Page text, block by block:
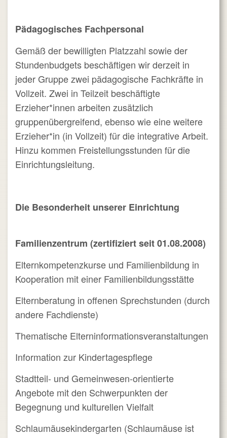
Pädagogisches Fachpersonal
Gemäß der bewilligten Platzzahl sowie der
Stundenbudgets beschäftigen wir derzeit in
jeder Gruppe zwei pädagogische Fachkräfte in
Vollzeit. Zwei in Teilzeit beschäftigte
Erzieher*innen arbeiten zusätzlich
gruppenübergreifend, ebenso wie eine weitere
Erzieher*in (in Vollzeit) für die integrative Arbeit.
Hinzu kommen Freistellungsstunden für die
Einrichtungsleitung.
Die Besonderheit unserer Einrichtung
Familienzentrum (zertifiziert seit 01.08.2008)
Elternkompetenzkurse und Familienbildung in
Kooperation mit einer Familienbildungsstätte
Elternberatung in offenen Sprechstunden (durch
andere Fachdienste)
Thematische Elterninformationsveranstaltungen
Information zur Kindertagespflege
Stadtteil- und Gemeinwesen-orientierte
Angebote mit den Schwerpunkten der
Begegnung und kulturellen Vielfalt
Schlaumäusekindergarten (Schlaumäuse ist